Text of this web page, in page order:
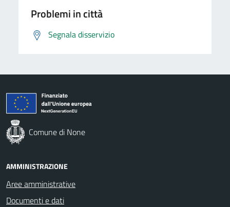
Problemi in città
Segnala disservizio
Comune di None
AMMINISTRAZIONE
Aree amministrative
Documenti e dati